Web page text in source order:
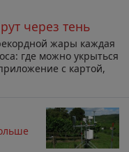
через тень
жары каждая
где можно укрыться
с картой,